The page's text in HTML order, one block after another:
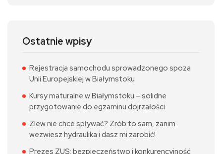
Ostatnie wpisy
Rejestracja samochodu sprowadzonego spoza
Unii Europejskiej w Białymstoku
Kursy maturalne w Białymstoku – solidne
przygotowanie do egzaminu dojrzałości
Zlew nie chce spływać? Zrób to sam, zanim
wezwiesz hydraulika i dasz mi zarobić!
Prezes ZUS: bezpieczeństwo i konkurencyjność